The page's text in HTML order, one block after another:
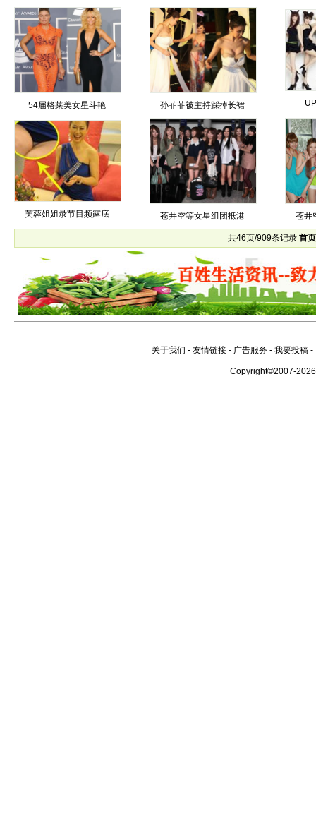
54届格莱美女星斗艳 孙菲菲被主持踩掉长裙
芙蓉姐姐录节目频露底 苍井空等女星组团抵港 苍井
共46页/909条记录 首
关于我们 - 友情链接 - 广告服务 - 我要投稿 -
Copyright©2007-